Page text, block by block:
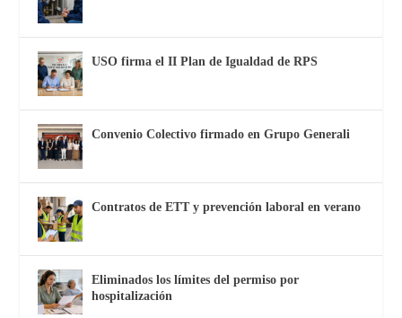
USO firma el II Plan de Igualdad de RPS
Convenio Colectivo firmado en Grupo Generali
Contratos de ETT y prevención laboral en verano
Eliminados los límites del permiso por
hospitalización